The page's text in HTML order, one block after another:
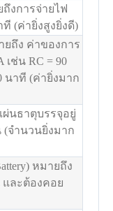
ถึงการจ่ายไฟ
ที (ค่ายิ่งสูงยิ่งดี)
ยถึง ค่าของการ
ช่น RC = 90
นาที (ค่ายิ่งมาก
ผ่นธาตุบรรจุอยู่
(จำนวนยิ่งมาก
หมายถึง
ละต้องคอย